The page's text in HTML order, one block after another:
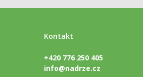
Kontakt
+420 776 250 405
info@nadrze.cz